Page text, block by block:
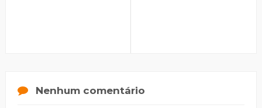
Nenhum comentário